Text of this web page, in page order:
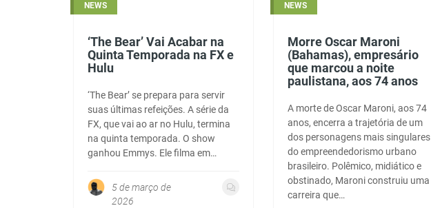
NEWS
‘The Bear’ Vai Acabar na
Quinta Temporada na FX e
Hulu
‘The Bear’ se prepara para servir
suas últimas refeições. A série da
FX, que vai ao ar no Hulu, termina
na quinta temporada. O show
ganhou Emmys. Ele filma em…
5 de março de
2026
NEWS
Morre Oscar Maroni
(Bahamas), empresário
que marcou a noite
paulistana, aos 74 anos
A morte de Oscar Maroni, aos 74
anos, encerra a trajetória de um
dos personagens mais singulares
do empreendedorismo urbano
brasileiro. Polêmico, midiático e
obstinado, Maroni construiu uma
carreira que…